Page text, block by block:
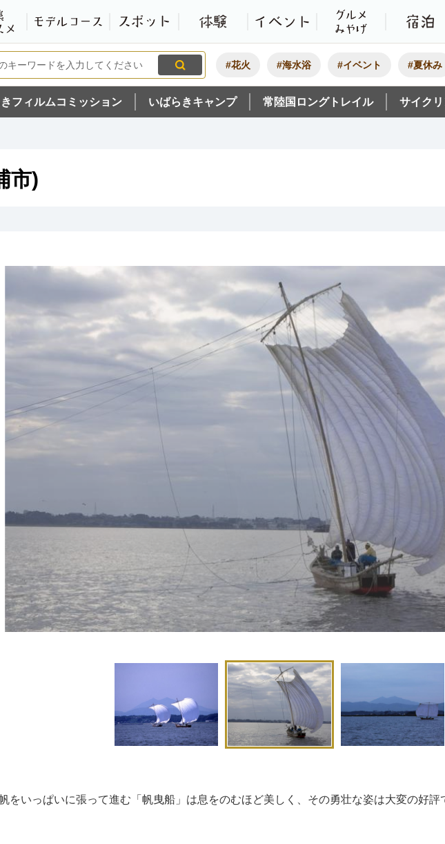
観光いばらき公式ホームページ
特集・オススメ
モデルコーススポット 体験
#花火 #海水浴 #イベント #夏休み
フィルムコミッション いばらきキャンプ 常陸国ロングトレイル サイク
市)
1
をいっぱいに張って進む「帆曳船」は息をのむほど美しく、その勇壮な姿は大変の好評